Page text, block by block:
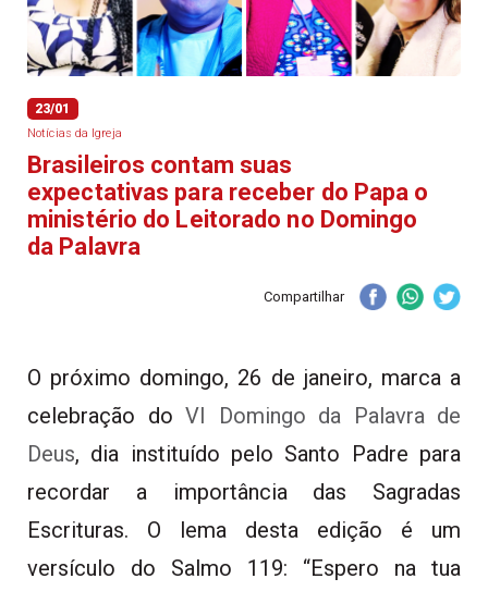
23/01
Notícias da Igreja
Brasileiros contam suas
expectativas para receber do Papa o
ministério do Leitorado no Domingo
da Palavra
Compartilhar
O próximo domingo, 26 de janeiro, marca a
celebração do VI Domingo da Palavra de
Deus, dia instituído pelo Santo Padre para
recordar a importância das Sagradas
Escrituras. O lema desta edição é um
versículo do Salmo 119: “Espero na tua